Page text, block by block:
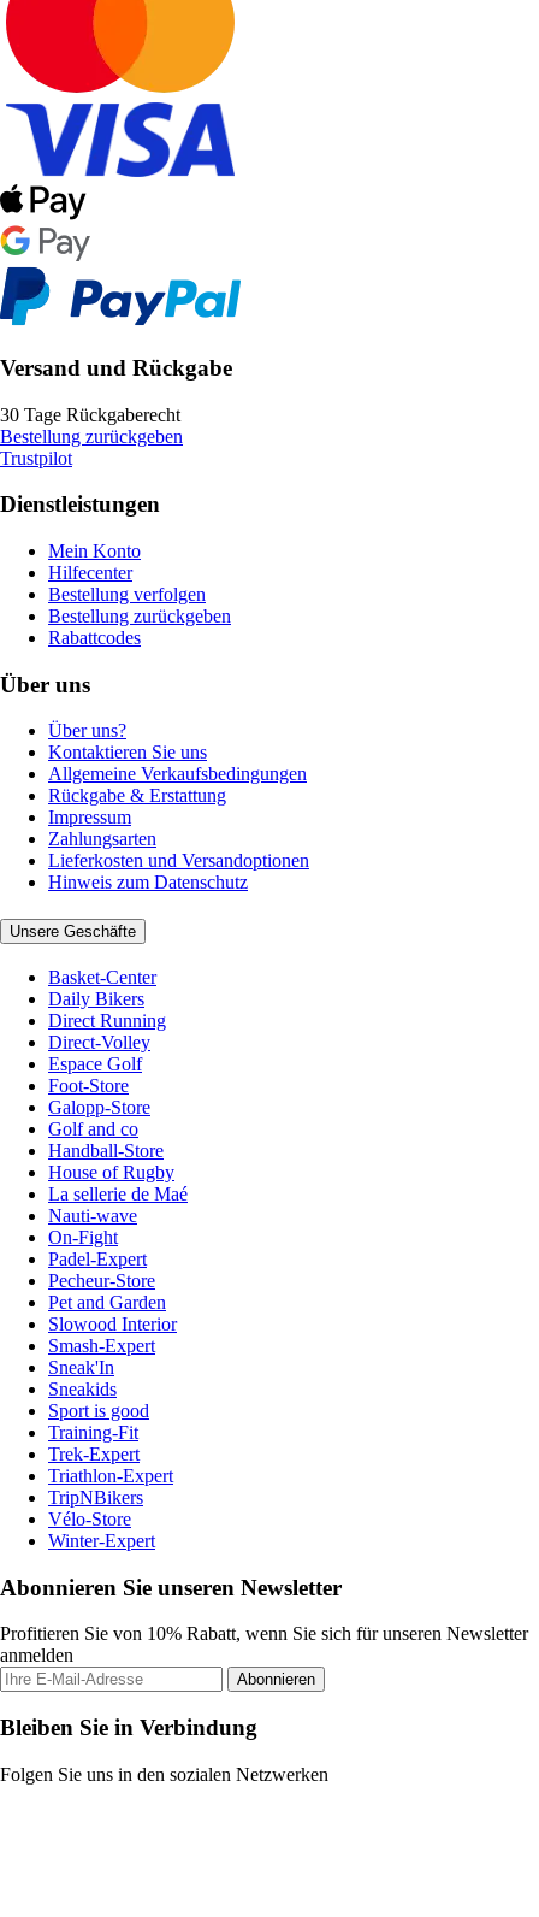
Versand und Rückgabe
30 Tage Rückgaberecht
Bestellung zurückgeben
Trustpilot
Dienstleistungen
Mein Konto
Hilfecenter
Bestellung verfolgen
Bestellung zurückgeben
Rabattcodes
Über uns
Über uns?
Kontaktieren Sie uns
Allgemeine Verkaufsbedingungen
Rückgabe & Erstattung
Impressum
Zahlungsarten
Lieferkosten und Versandoptionen
Hinweis zum Datenschutz
Unsere Geschäfte
Basket-Center
Daily Bikers
Direct Running
Direct-Volley
Espace Golf
Foot-Store
Galopp-Store
Golf and co
Handball-Store
House of Rugby
La sellerie de Maé
Nauti-wave
On-Fight
Padel-Expert
Pecheur-Store
Pet and Garden
Slowood Interior
Smash-Expert
Sneak'In
Sneakids
Sport is good
Training-Fit
Trek-Expert
Triathlon-Expert
TripNBikers
Vélo-Store
Winter-Expert
Abonnieren Sie unseren Newsletter
Profitieren Sie von 10% Rabatt, wenn Sie sich für unseren Newsletter
anmelden
Abonnieren
Bleiben Sie in Verbindung
Folgen Sie uns in den sozialen Netzwerken